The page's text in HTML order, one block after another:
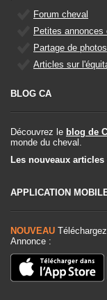
Forum cheval
Petites annonces
Partage de photos
Articles sur
BLOG CA
Découvrez le blog de
monde du cheval.
Les nouveaux articles
APPLICATION
NOUVEAU
Annonce :